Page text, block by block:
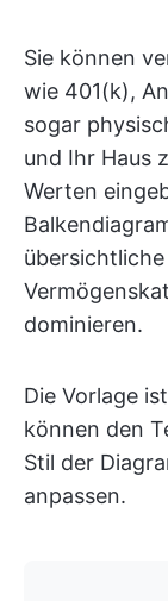
Sie können
wie 401(k),
sogar
und Ihr Haus
Werten
dominieren.
Die Vorlage
können den
Stil der
anpassen.